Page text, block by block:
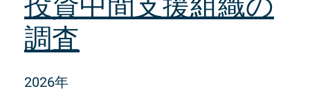
調査
2026年